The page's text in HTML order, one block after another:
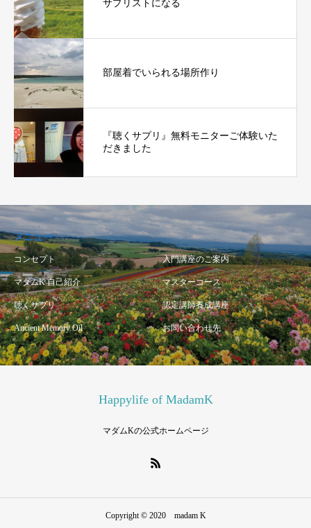
サプリストになる
部屋着でいられる場所作り
『聴くサプリ』無料モニターご体験いた
だきました
メニュー
コンセプト 入門講座のご案内
マダムK 自己紹介 マスターコース
聴くサプリ 認定講師養成講座
Ancient Memory Oil お問い合わせ先
Happylife of MadamK
マダムKの公式ホームページ
Copyright © 2020 madam K